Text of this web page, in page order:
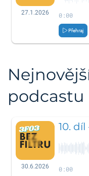
27.1.2026 0:00
Přehraj
podcastu
30.6.2026
10.
0:00